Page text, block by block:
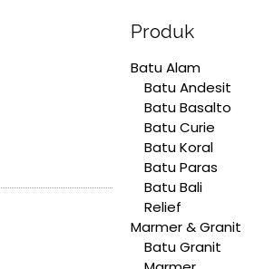
Produk
Batu Alam
Batu Andesit
Batu Basalto
Batu Curie
Batu Koral
Batu Paras
Batu Bali
Relief
Marmer & Granit
Batu Granit